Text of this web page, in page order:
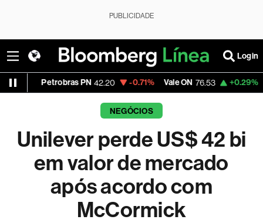
PUBLICIDADE
Login
PN 42.20 -0.71% Vale ON 76.53 +0.29% Itaú PN
NEGÓCIOS
Unilever perde US$ 42 bi
em valor de mercado
após acordo com
McCormick